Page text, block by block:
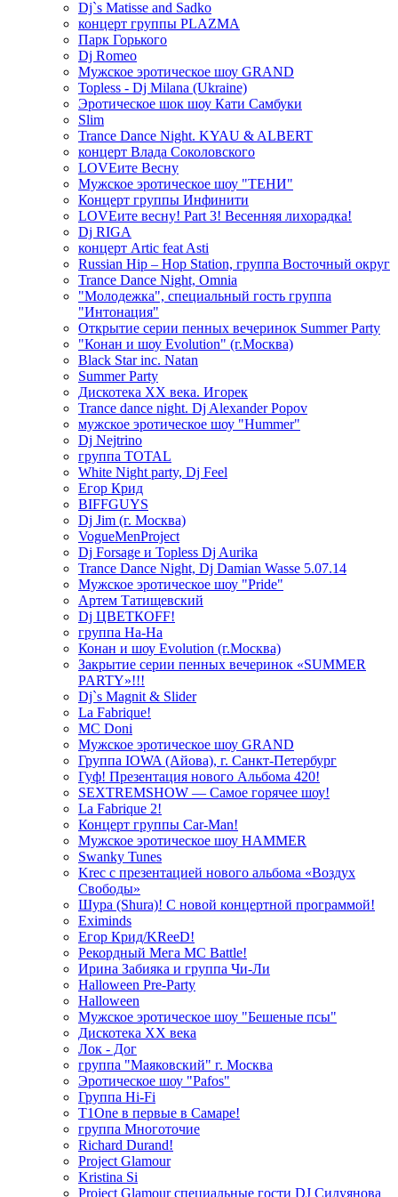
Dj`s Matisse and Sadko
концерт группы PLAZMA
Парк Горького
Dj Romeo
Мужское эротическое шоу GRAND
Topless - Dj Milana (Ukraine)
Эротическое шок шоу Кати Самбуки
Slim
Trance Dance Night. KYAU & ALBERT
концерт Влада Соколовского
LOVEите Весну
Мужское эротическое шоу "ТЕНИ"
Концерт группы Инфинити
LOVEите весну! Part 3! Весенняя лихорадка!
Dj RIGA
концерт Artic feat Asti
Russian Hip – Hop Station, группа Восточный округ
Trance Dance Night, Omnia
"Молодежка", специальный гость группа
"Интонация"
Открытие серии пенных вечеринок Summer Party
"Конан и шоу Evolution" (г.Москва)
Black Star inc. Natan
Summer Party
Дискотека ХХ века. Игорек
Trance dance night. Dj Alexander Popov
мужское эротическое шоу "Hummer"
Dj Nejtrino
группа TOTAL
White Night party, Dj Feel
Егор Крид
BIFFGUYS
Dj Jim (г. Москва)
VogueMenProject
Dj Forsage и Topless Dj Aurika
Trance Dance Night, Dj Damian Wasse 5.07.14
Мужское эротическое шоу "Pride"
Артем Татищевский
Dj ЦВЕТКOFF!
группа На-На
Конан и шоу Evolution (г.Москва)
Закрытие серии пенных вечеринок «SUMMER
PARTY»!!!
Dj`s Magnit & Slider
La Fabrique!
MC Doni
Мужское эротическое шоу GRAND
Группа IOWA (Айова), г. Санкт-Петербург
Гуф! Презентация нового Альбома 420!
SEXTREMSHOW — Самое горячее шоу!
La Fabrique 2!
Концерт группы Car-Man!
Мужское эротическое шоу HAMMER
Swanky Tunes
Krec с презентацией нового альбома «Воздух
Свободы»
Шура (Shura)! С новой концертной программой!
Eximinds
Егор Крид/KReeD!
Рекордный Мега МС Battle!
Ирина Забияка и группа Чи-Ли
Halloween Pre-Party
Halloween
Мужское эротическое шоу "Бешеные псы"
Дискотека ХХ века
Лок - Дог
группа "Маяковский" г. Москва
Эротическое шоу "Pafos"
Группа Hi-Fi
T1One в первые в Самаре!
группа Многоточие
Richard Durand!
Project Glamour
Kristina Si
Project Glamour специальные гости DJ Силуянова